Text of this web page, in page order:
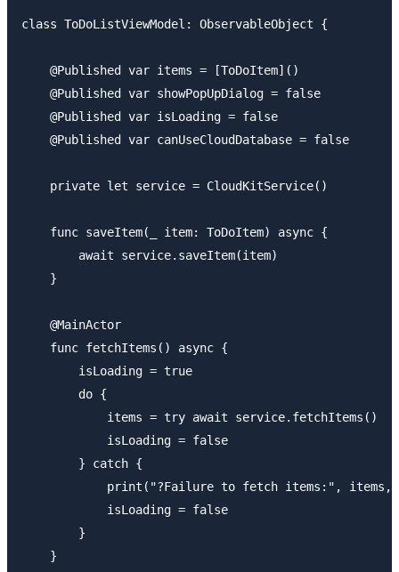
class ToDoListViewModel: ObservableObject {
    @Published var items = [ToDoItem]()
    @Published var showPopUpDialog = false
    @Published var isLoading = false
    @Published var canUseCloudDatabase = false
    private let service = CloudKitService()
    func saveItem(_ item: ToDoItem) async {
        await service.saveItem(item)
    }
    @MainActor
    func fetchItems() async {
        isLoading = true
        do {
            items = try await service.fetchItems()
            isLoading = false
        } catch {
print("?Failure to fetch items:", items,
            isLoading = false
        }
    }